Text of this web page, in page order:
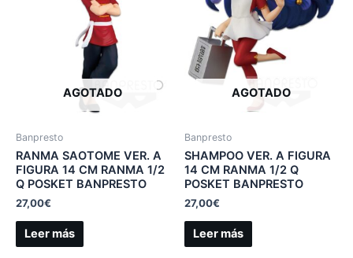
AGOTADO
Banpresto
RANMA SAOTOME VER. A
FIGURA 14 CM RANMA 1/2
Q POSKET BANPRESTO
27,00€
Leer más
AGOTADO
Banpresto
SHAMPOO VER. A FIGURA
14 CM RANMA 1/2 Q
POSKET BANPRESTO
27,00€
Leer más